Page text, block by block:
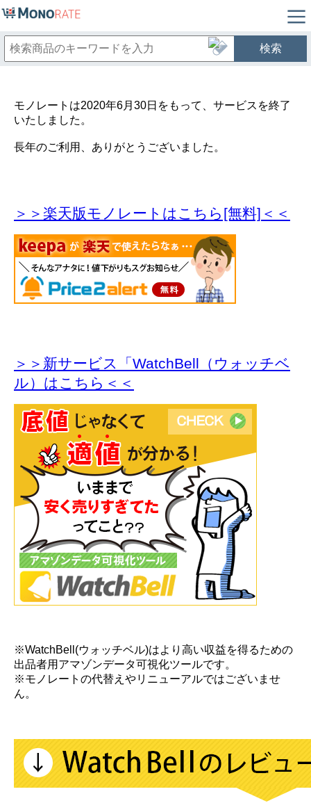
検索
モノレートは2020年6月30日をもって、サービスを終了
いたしました。
長年のご利用、ありがとうございました。
＞＞楽天版モノレートはこちら[無料]＜＜
＞＞新サービス「WatchBell（ウォッチベ
ル）はこちら＜＜
※WatchBell(ウォッチベル)はより高い収益を得るための
出品者用アマゾンデータ可視化ツールです。
※モノレートの代替えやリニューアルではございませ
ん。